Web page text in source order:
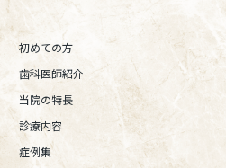
初めての方
歯科医師紹介
当院の特長
診療内容
症例集